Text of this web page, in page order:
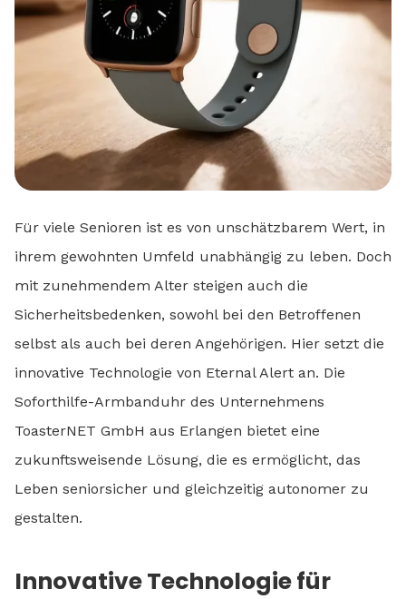
Für viele Senioren ist es von unschätzbarem Wert, in
ihrem gewohnten Umfeld unabhängig zu leben. Doch
mit zunehmendem Alter steigen auch die
Sicherheitsbedenken, sowohl bei den Betroffenen
selbst als auch bei deren Angehörigen. Hier setzt die
innovative Technologie von Eternal Alert an. Die
Soforthilfe-Armbanduhr des Unternehmens
ToasterNET GmbH aus Erlangen bietet eine
zukunftsweisende Lösung, die es ermöglicht, das
Leben seniorsicher und gleichzeitig autonomer zu
gestalten.
Innovative Technologie für